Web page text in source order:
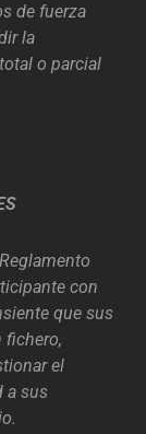
de fuerza
la
o parcial
con
que sus
fichero,
el
a sus